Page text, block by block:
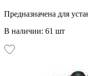
Предназначена для
В наличии: 61 шт